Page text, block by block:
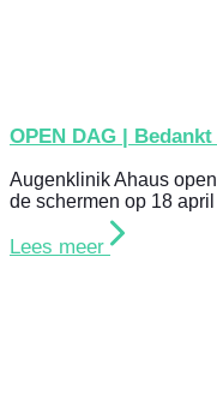
OPEN DAG |
Augenklinik Ahaus
de schermen op 18
Lees meer